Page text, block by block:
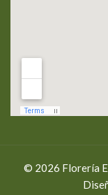
© 2026 Florería